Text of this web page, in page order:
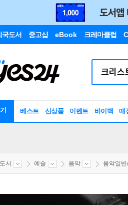
국도서 중고샵 eBook 크레마클럽
베스트 신상품 이벤트 바이백 매
서 예술 음악 음악일